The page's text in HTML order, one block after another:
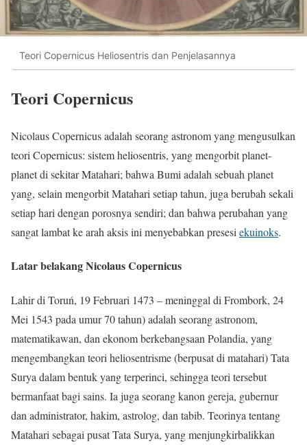
Teori Copernicus Heliosentris dan Penjelasannya
Teori Copernicus
Nicolaus Copernicus adalah seorang astronom yang mengusulkan
teori Copernicus: sistem heliosentris, yang mengorbit planet-
planet di sekitar Matahari; bahwa Bumi adalah sebuah planet
yang, selain mengorbit Matahari setiap tahun, juga berubah sekali
setiap hari dengan porosnya sendiri; dan bahwa perubahan yang
sangat lambat ke arah aksis ini menyebabkan presesi ekuinoks.
Latar belakang Nicolaus Copernicus
Lahir di Toruń, 19 Februari 1473 – meninggal di Frombork, 24
Mei 1543 pada umur 70 tahun) adalah seorang astronom,
matematikawan, dan ekonom berkebangsaan Polandia, yang
mengembangkan teori heliosentrisme (berpusat di matahari) Tata
Surya dalam bentuk yang terperinci, sehingga teori tersebut
bermanfaat bagi sains. Ia juga seorang kanon gereja, gubernur
dan administrator, hakim, astrolog, dan tabib. Teorinya tentang
Matahari sebagai pusat Tata Surya, yang menjungkirbalikkan